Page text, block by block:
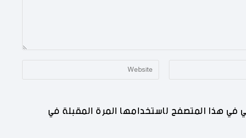
في هذا المتصفح لاستخدامها المرة المقبلة في